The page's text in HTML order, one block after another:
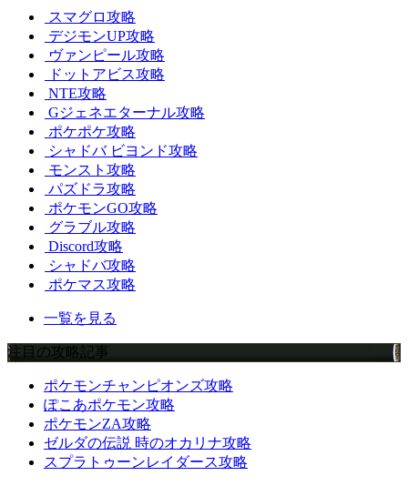
スマグロ攻略
デジモンUP攻略
ヴァンピール攻略
ドットアビス攻略
NTE攻略
Gジェネエターナル攻略
ポケポケ攻略
シャドバ ビヨンド攻略
モンスト攻略
パズドラ攻略
ポケモンGO攻略
グラブル攻略
Discord攻略
シャドバ攻略
ポケマス攻略
一覧を見る
注目の攻略記事
ポケモンチャンピオンズ攻略
ぽこあポケモン攻略
ポケモンZA攻略
ゼルダの伝説 時のオカリナ攻略
スプラトゥーンレイダース攻略